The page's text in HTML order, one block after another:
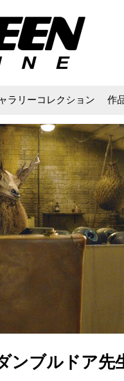
ラリーコレクション 作
ンブルドア先